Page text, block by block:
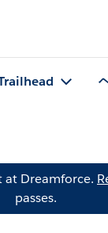
at Dreamforce.
passes.